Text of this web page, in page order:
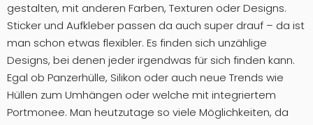
gestalten, mit anderen Farben, Texturen oder Designs.
Sticker und Aufkleber passen da auch super drauf – da ist
man schon etwas flexibler. Es finden sich unzählige
Designs, bei denen jeder irgendwas für sich finden kann.
Egal ob Panzerhülle, Silikon oder auch neue Trends wie
Hüllen zum Umhängen oder welche mit integriertem
Portmonee. Man heutzutage so viele Möglichkeiten, da